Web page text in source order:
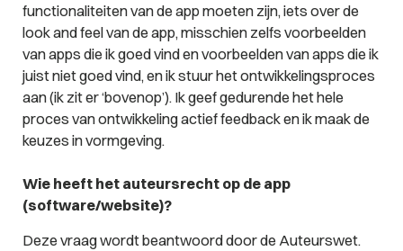
functionaliteiten van de app moeten zijn, iets over de
look and feel van de app, misschien zelfs voorbeelden
van apps die ik goed vind en voorbeelden van apps die ik
juist niet goed vind, en ik stuur het ontwikkelingsproces
aan (ik zit er ‘bovenop’). Ik geef gedurende het hele
proces van ontwikkeling actief feedback en ik maak de
keuzes in vormgeving.
Wie heeft het auteursrecht op de app
(software/website)?
Deze vraag wordt beantwoord door de Auteurswet.